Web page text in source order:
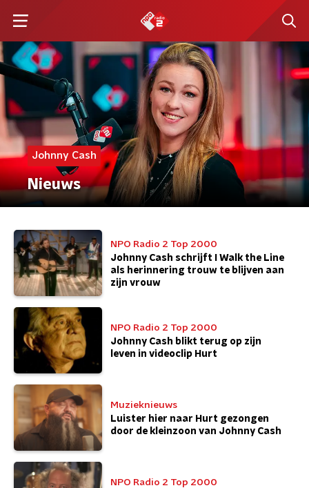
Johnny Cash
Nieuws
NPO Radio 2 Top 2000
Johnny Cash schrijft I Walk the Line
als herinnering trouw te blijven aan
zijn vrouw
NPO Radio 2 Top 2000
Johnny Cash blikt terug op zijn
leven in videoclip Hurt
Muzieknieuws
Luister hier naar Hurt gezongen
door de kleinzoon van Johnny Cash
NPO Radio 2 Top 2000